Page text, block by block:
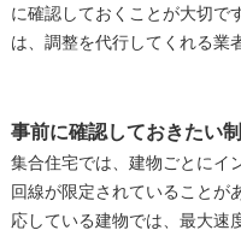
に確認しておくことが大切で
は、調整を代行してくれる業
事前に確認しておきたい
集合住宅では、建物ごとにイ
回線が限定されていることが
応している建物では、最大速